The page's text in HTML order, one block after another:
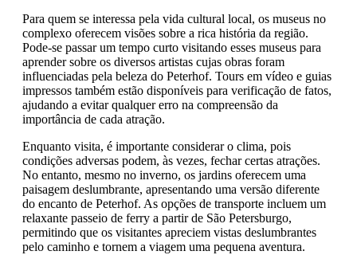
Para quem se interessa pela vida cultural local, os museus no
complexo oferecem visões sobre a rica história da região.
Pode-se passar um tempo curto visitando esses museus para
aprender sobre os diversos artistas cujas obras foram
influenciadas pela beleza do Peterhof. Tours em vídeo e guias
impressos também estão disponíveis para verificação de fatos,
ajudando a evitar qualquer erro na compreensão da
importância de cada atração.
Enquanto visita, é importante considerar o clima, pois
condições adversas podem, às vezes, fechar certas atrações.
No entanto, mesmo no inverno, os jardins oferecem uma
paisagem deslumbrante, apresentando uma versão diferente
do encanto de Peterhof. As opções de transporte incluem um
relaxante passeio de ferry a partir de São Petersburgo,
permitindo que os visitantes apreciem vistas deslumbrantes
pelo caminho e tornem a viagem uma pequena aventura.